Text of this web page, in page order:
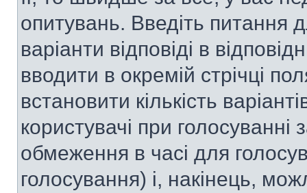
опитувань. Введіть питання
варіанти відповіді в
вводити в окремій стрічці
встановити кількість
користувачі при
обмеження в часі для
голосування) і, накінець,